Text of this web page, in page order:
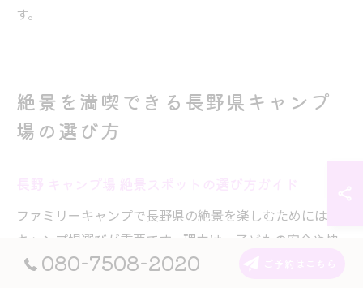
す。
絶景を満喫できる長野県キャンプ
場の選び方
ファミリーキャンプで長野県の絶景を楽しむためには、
キャンプ場選びが重要です。理由は、子どもの安全や快
適さ、設備の充実度が家族の満足度に大きく影響するた
080-7508-2020